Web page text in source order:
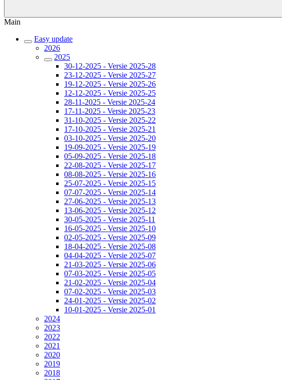
Main
Easy update
2026
2025
30-12-2025 - Versie 2025-28
23-12-2025 - Versie 2025-27
19-12-2025 - Versie 2025-26
12-12-2025 - Versie 2025-25
28-11-2025 - Versie 2025-24
17-11-2025 - Versie 2025-23
31-10-2025 - Versie 2025-22
17-10-2025 - Versie 2025-21
03-10-2025 - Versie 2025-20
19-09-2025 - Versie 2025-19
05-09-2025 - Versie 2025-18
22-08-2025 - Versie 2025-17
08-08-2025 - Versie 2025-16
25-07-2025 - Versie 2025-15
07-07-2025 - Versie 2025-14
27-06-2025 - Versie 2025-13
13-06-2025 - Versie 2025-12
30-05-2025 - Versie 2025-11
16-05-2025 - Versie 2025-10
02-05-2025 - Versie 2025-09
18-04-2025 - Versie 2025-08
04-04-2025 - Versie 2025-07
21-03-2025 - Versie 2025-06
07-03-2025 - Versie 2025-05
21-02-2025 - Versie 2025-04
07-02-2025 - Versie 2025-03
24-01-2025 - Versie 2025-02
10-01-2025 - Versie 2025-01
2024
2023
2022
2021
2020
2019
2018